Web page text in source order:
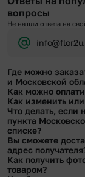
вопросы
Не нашли ответа на
Где можно
и Московской
Оформить доставку
телефону горячей
Как можно
Мы предусмотрели
Наличными.
Банковскими
Картами
Через Yandex Pay,
Через Робокасса.
Как изменить
Чтобы внести
свяжитесь с нашими
они помогут решить
Что делать, если
пункта
списке?
Свяжитесь с нашими
Мы обязательно
Вы сможете
адрес
Да. У нас действует
Как получить
товаром?